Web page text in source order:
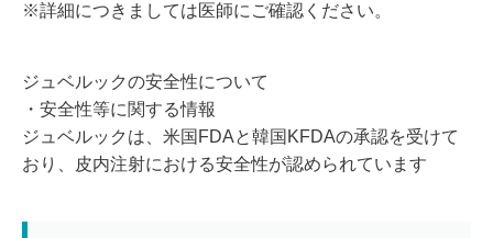
※詳細につきましては医師にご確認ください。
ジュベルックの安全性について
・安全性等に関する情報
ジュベルックは、米国FDAと韓国KFDAの承認を受けて
おり、皮内注射における安全性が認められています